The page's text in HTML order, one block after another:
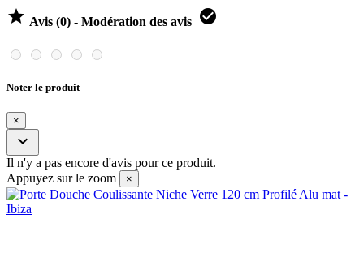
 Avis (0) - Modération des avis 
Noter le produit
×

Il n'y a pas encore d'avis pour ce produit.
Appuyez sur le zoom
×